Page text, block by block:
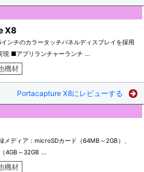
X8
ンチのカラータッチパネルディスプレイを採用
現 ■アプリランチャーランチ ...
機材
Portacapture X8にレビューする
メディア：microSDカード（64MB～2GB）、
4GB～32GB ...
機材